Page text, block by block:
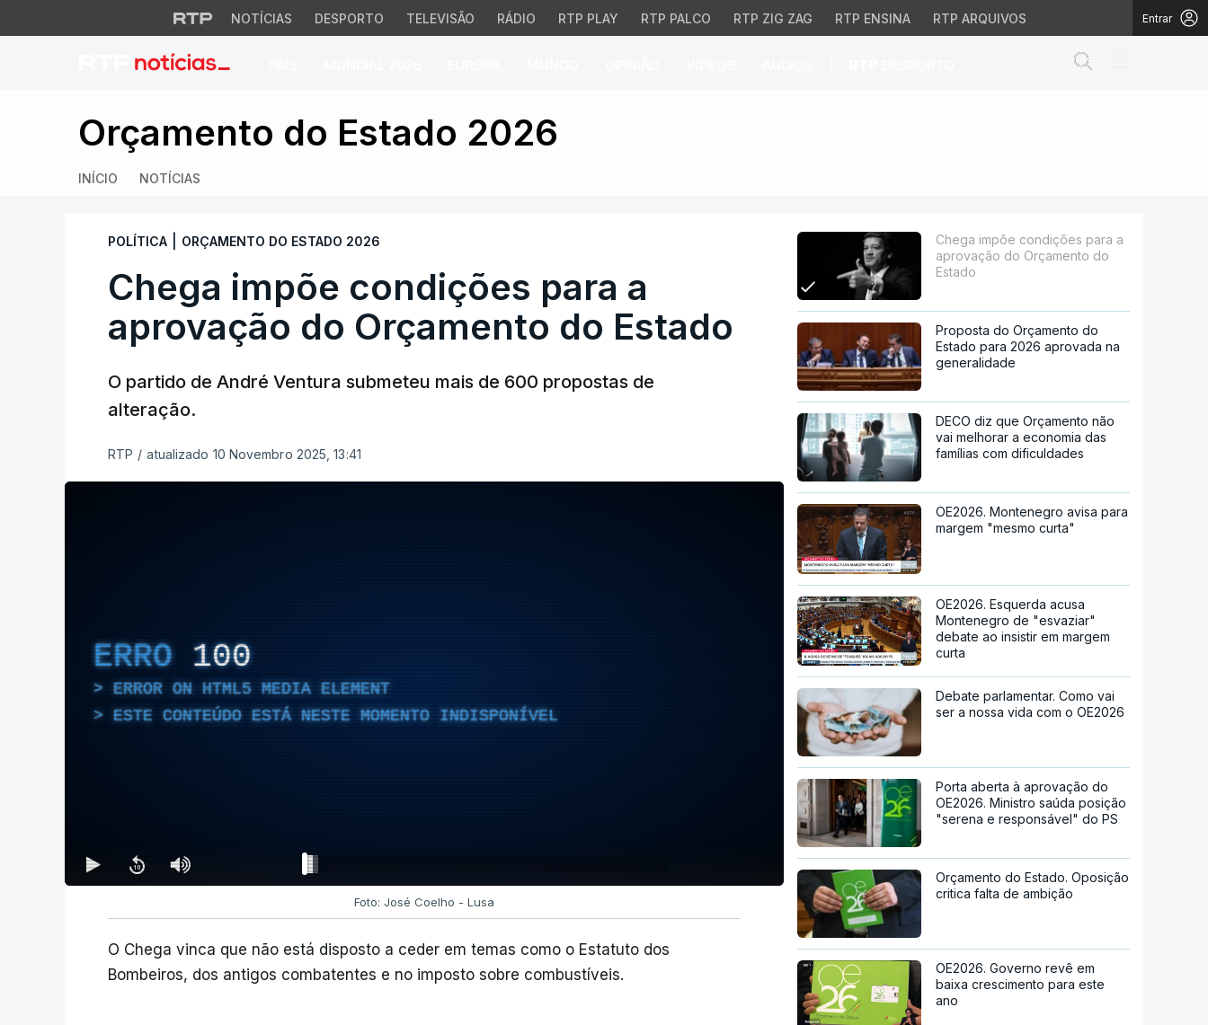
NOTÍCIAS DESPORTO TELEVISÃO RÁDIO RTP PLAY RTP PALCO RTP ZIG ZAG RTP ENSINA RTP ARQUIVOS Entrar
Chega impõe condições para a aprovação do Orçamento do
Orçamento do Estado 2026
INÍCIO NOTÍCIAS
POLÍTICA ORÇAMENTO DO ESTADO 2026
Chega impõe condições para a
aprovação do Orçamento do Estado
O partido de André Ventura submeteu mais de 600 propostas de
alteração.
RTP / atualizado 10 Novembro 2025, 13:41
ERRO 100
ERROR ON HTML5 MEDIA ELEMENT
ESTE CONTEÚDO ESTÁ NESTE MOMENTO INDISPONÍVEL
Foto: José Coelho - Lusa
O Chega vinca que não está disposto a ceder em temas como o Estatuto dos
Bombeiros, dos antigos combatentes e no imposto sobre combustíveis.
Chega impõe condições para a
aprovação do Orçamento do
Estado
Proposta do Orçamento do
Estado para 2026 aprovada na
generalidade
DECO diz que Orçamento não
vai melhorar a economia das
famílias com dificuldades
OE2026. Montenegro avisa para
margem "mesmo curta"
OE2026. Esquerda acusa
Montenegro de "esvaziar"
debate ao insistir em margem
curta
Debate parlamentar. Como vai
ser a nossa vida com o OE2026
Porta aberta à aprovação do
OE2026. Ministro saúda posição
"serena e responsável" do PS
Orçamento do Estado. Oposição
critica falta de ambição
OE2026. Governo revê em
baixa crescimento para este
ano